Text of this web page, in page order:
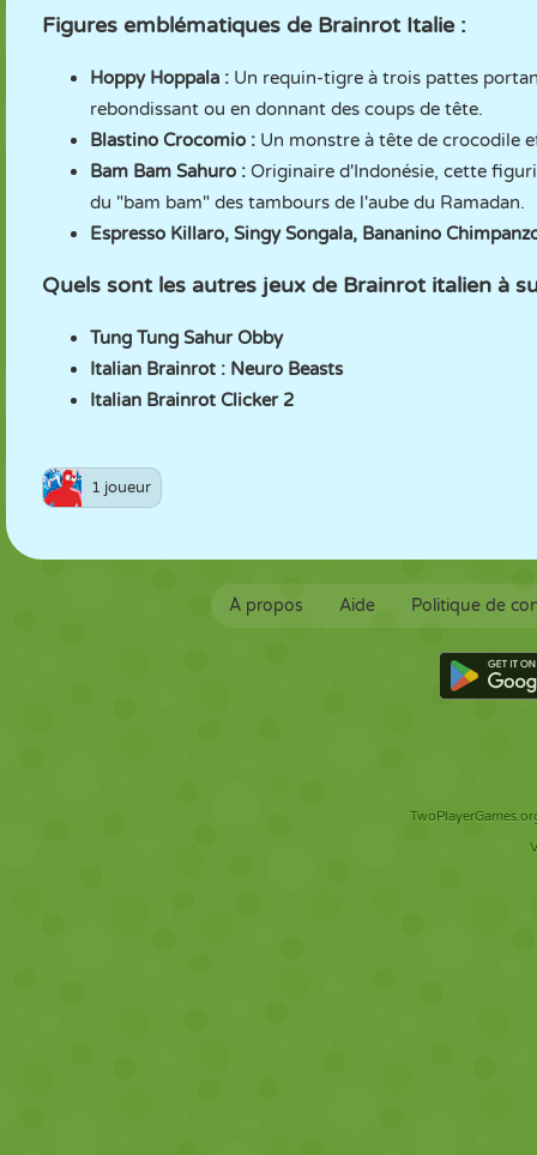
Figures emblématiques de Brainrot Italie :
Hoppy Hoppala : Un requin-tigre à trois pattes
rebondissant ou en donnant des coups de tête.
Blastino Crocomio : Un monstre à tête de crocodile
Bam Bam Sahuro : Originaire d'Indonésie, cette
du "bam bam" des tambours de l'aube du Ramadan.
Espresso Killaro, Singy Songala, Bananino
Quels sont les autres jeux de Brainrot italien à
Tung Tung Sahur Obby
Italian Brainrot : Neuro Beasts
Italian Brainrot Clicker 2
1 joueur
À propos Aide Politique de